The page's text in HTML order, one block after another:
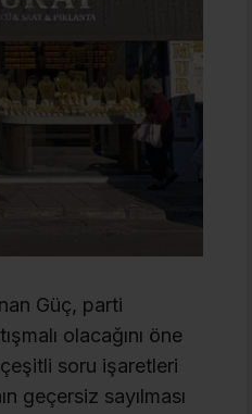
Güç, parti
olacağını öne
soru işaretleri
geçersiz sayılması